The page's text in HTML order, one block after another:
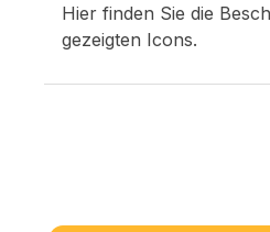
Hier finden Sie die
gezeigten Icons.